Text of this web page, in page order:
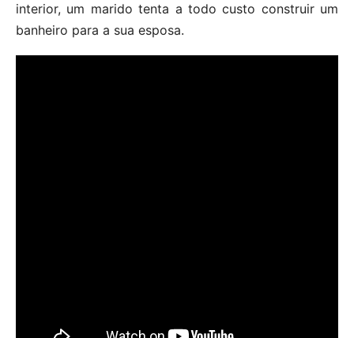
interior, um marido tenta a todo custo construir um
banheiro para a sua esposa.